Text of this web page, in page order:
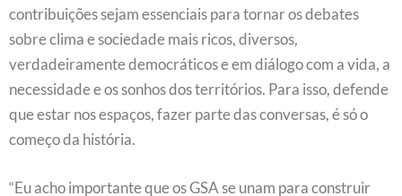
contribuições sejam essenciais para tornar os debates
sobre clima e sociedade mais ricos, diversos,
verdadeiramente democráticos e em diálogo com a vida, a
necessidade e os sonhos dos territórios. Para isso, defende
que estar nos espaços, fazer parte das conversas, é só o
começo da história.
“Eu acho importante que os GSA se unam para construir